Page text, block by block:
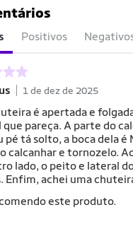
Positivos
1 de dez de 2025
é apertada e
pareça. A parte do
pé tá solto, a boca dela é
calcanhar e tornozelo.
lado, o peito e lateral
Enfim, achei uma
este produto.